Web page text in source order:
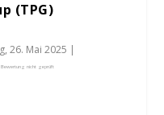
(TPG)
26. Mai 2025 |